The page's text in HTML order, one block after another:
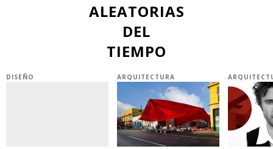
ALEATORIAS
DEL
TIEMPO
DISEÑO ARQUITECTURA